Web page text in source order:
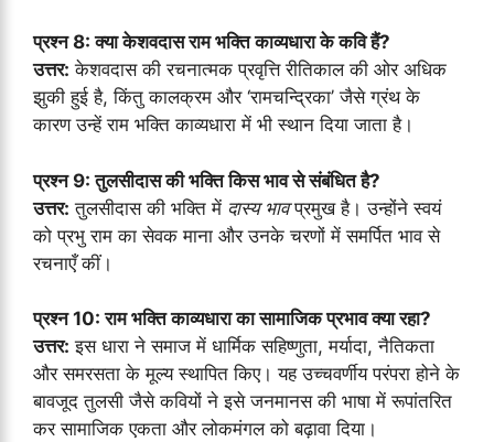
प्रश्न 8: क्या केशवदास राम भक्ति काव्यधारा के कवि हैं?
उत्तर: केशवदास की रचनात्मक प्रवृत्ति रीतिकाल की ओर अधिक
झुकी हुई है, किंतु कालक्रम और ‘रामचन्द्रिका’ जैसे ग्रंथ के
कारण उन्हें राम भक्ति काव्यधारा में भी स्थान दिया जाता है।
प्रश्न 9: तुलसीदास की भक्ति किस भाव से संबंधित है?
उत्तर: तुलसीदास की भक्ति में दास्य भावप्रमुख है। उन्होंने स्वयं
को प्रभु राम का सेवक माना और उनके चरणों में समर्पित भाव से
रचनाएँ कीं।
प्रश्न 10: राम भक्ति काव्यधारा का सामाजिक प्रभाव क्या रहा?
उत्तर: इस धारा ने समाज में धार्मिक सहिष्णुता, मर्यादा, नैतिकता
और समरसता के मूल्य स्थापित किए। यह उच्चवर्णीय परंपरा होने के
बावजूद तुलसी जैसे कवियों ने इसे जनमानस की भाषा में रूपांतरित
कर सामाजिक एकता और लोकमंगल को बढ़ावा दिया।